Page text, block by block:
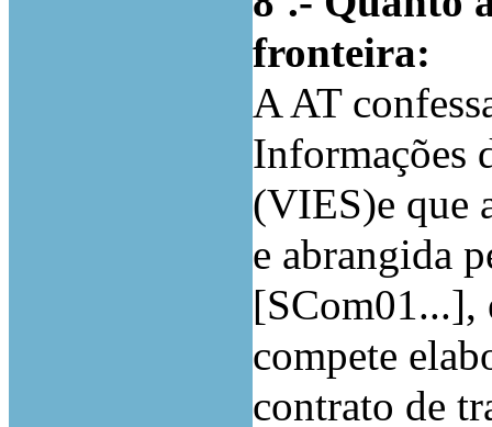
fronteira:
A AT
Informações
(VIES)e que
e abrangida
[SCom01...],
compete
contrato de